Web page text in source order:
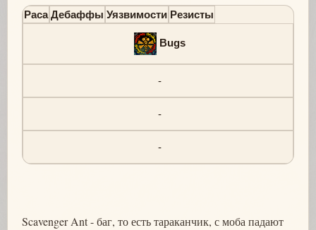
Раса Дебаффы Уязвимости Резисты
Bugs
-
-
-
Scavenger Ant - баг, то есть тараканчик, с моба падают